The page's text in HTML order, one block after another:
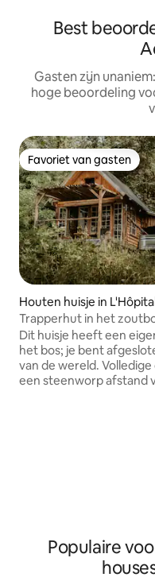
Best
Gasten zijn
hoge beoordeling
Favoriet van gasten
Favoriet van gasten
Houten huisje in
d'Orion
Trapperhut in het
Dit huisje heeft een
het bos; je bent
van de wereld.
een steenworp afstand
bestellen)
Populaire